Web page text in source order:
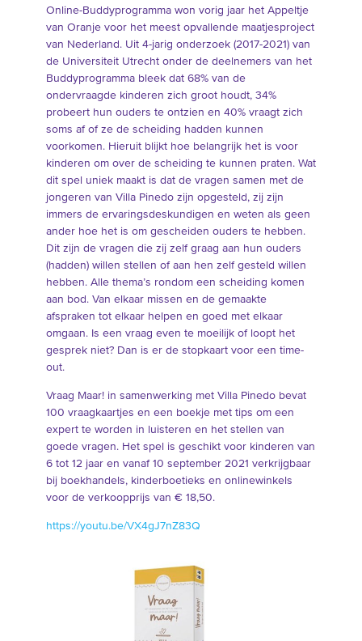
Online-Buddyprogramma won vorig jaar het Appeltje
van Oranje voor het meest opvallende maatjesproject
van Nederland. Uit 4-jarig onderzoek (2017-2021) van
de Universiteit Utrecht onder de deelnemers van het
Buddyprogramma bleek dat 68% van de
ondervraagde kinderen zich groot houdt, 34%
probeert hun ouders te ontzien en 40% vraagt zich
soms af of ze de scheiding hadden kunnen
voorkomen. Hieruit blijkt hoe belangrijk het is voor
kinderen om over de scheiding te kunnen praten. Wat
dit spel uniek maakt is dat de vragen samen met de
jongeren van Villa Pinedo zijn opgesteld, zij zijn
immers de ervaringsdeskundigen en weten als geen
ander hoe het is om gescheiden ouders te hebben.
Dit zijn de vragen die zij zelf graag aan hun ouders
(hadden) willen stellen of aan hen zelf gesteld willen
hebben. Alle thema’s rondom een scheiding komen
aan bod. Van elkaar missen en de gemaakte
afspraken tot elkaar helpen en goed met elkaar
omgaan. Is een vraag even te moeilijk of loopt het
gesprek niet? Dan is er de stopkaart voor een time-
out.
Vraag Maar! in samenwerking met Villa Pinedo bevat
100 vraagkaartjes en een boekje met tips om een
expert te worden in luisteren en het stellen van
goede vragen. Het spel is geschikt voor kinderen van
6 tot 12 jaar en vanaf 10 september 2021 verkrijgbaar
bij boekhandels, kinderboetieks en onlinewinkels
voor de verkoopprijs van € 18,50.
https://youtu.be/VX4gJ7nZ83Q